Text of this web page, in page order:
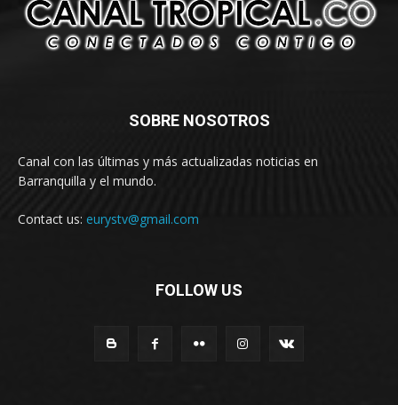
SOBRE NOSOTROS
Canal con las últimas y más actualizadas noticias en
Barranquilla y el mundo.
Contact us: eurystv@gmail.com
FOLLOW US